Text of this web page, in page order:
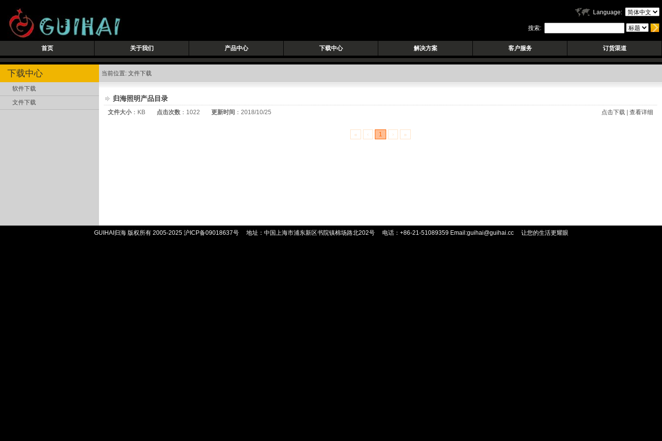
Language:
搜索:
首页 关于我们 产品中心 下载中心 解决方案 客户服务 订货渠道
当前位置: 文件下载
归海照明产品目录
点击下载 查看详细
文件大小：KB 点击次数 ：1022 更新时间 ：2018/10/25
« ‹ 1 › »
下载中心
软件下载
文件下载
GUIHAI归海 版权所有 2005-2025 沪ICP备09018637号 地址：中国上海市浦东新区书院镇棉场路北202号 电话：+86-21-51089359 Email:guihai@guihai.cc 让您的生活更耀眼